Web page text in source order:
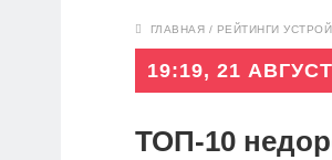
ГЛАВНАЯ / РЕЙТИНГИ
19:19, 21
ТОП-10